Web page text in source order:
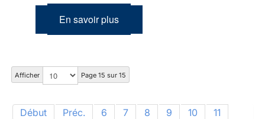
En savoir plus
Afficher Page 15 sur 15
Début Préc. 6 7 8 9 10
11